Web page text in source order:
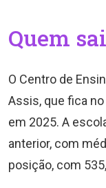
Quem
O Centro de
Assis, que fica
em 2025. A
anterior, com
posição, com